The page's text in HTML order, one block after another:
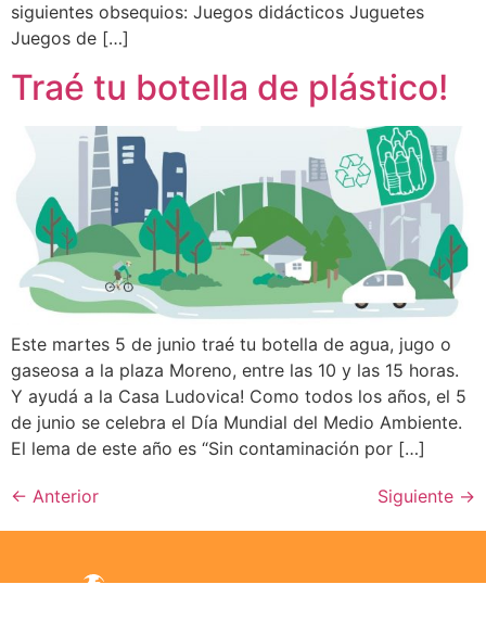
siguientes obsequios: Juegos didácticos Juguetes
Juegos de […]
Traé tu botella de plástico!
Este martes 5 de junio traé tu botella de agua, jugo o
gaseosa a la plaza Moreno, entre las 10 y las 15 horas.
Y ayudá a la Casa Ludovica! Como todos los años, el 5
de junio se celebra el Día Mundial del Medio Ambiente.
El lema de este año es “Sin contaminación por […]
← Anterior Siguiente →